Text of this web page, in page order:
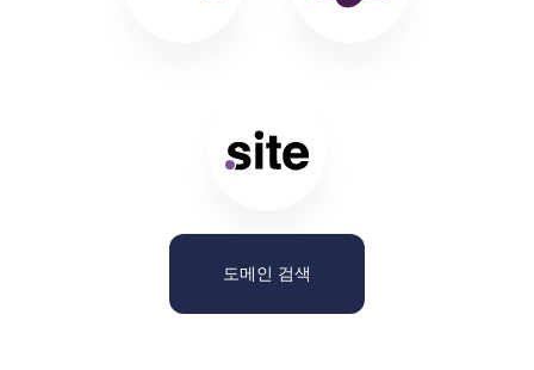
도메인 검색